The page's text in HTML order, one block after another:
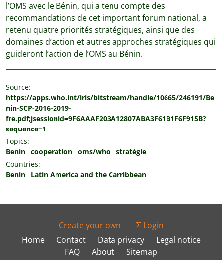
l’OMS avec le Bénin, qui a tenu compte des
recommandations de cet important forum national, a
retenu quatre priorités stratégiques, ainsi que des
domaines d’action et autres approches stratégiques qui
guideront l’action de l’OMS au Bénin.
Source:
https://apps.who.int/iris/bitstream/handle/10665/246191/Be
nin-SCP-2016-2019-
fre.pdf;jsessionid=9F6AAAF203A12807ABA3F61B1F6F915B?
sequence=1
Topics:
Benin cooperation oms/who
stratégie
Countries:
Benin
Latin America and the Carribbean
Create your own
Login
Home
Contact Data privacy
Legal notice
FAQ
About Sitemap